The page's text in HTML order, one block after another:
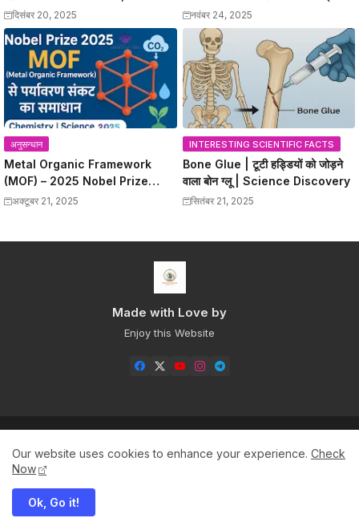
वैज्ञानिकों ने Bohr को सही साबित किया
दिसंबर 20, 2025
ज्ञान और Modern Scientific
Benefits
नवंबर 24, 2025
अनुसन्धान
Metal Organic Framework
(MOF) – 2025 Nobel Prize
विजेताओं की क्रांतिकारी खोज
अक्टूबर 21, 2025
INTERESTING SCIENTIFIC FACTS
Bone Glue | टूटी हड्डियों को जोड़ने
वाला बोन ग्लू | Science Discovery
सितंबर 21, 2025
Made with Love by
Enjoy this Website
Our website uses cookies to enhance your experience. Check
Now
Ok, Go it!